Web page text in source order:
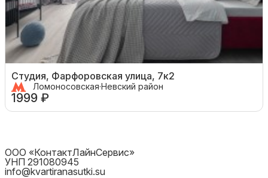
Студия, Фарфоровская улица, 7к2
Ломоносовская·Невский район
1999 ₽
ООО «КонтактЛайнСервис»
УНП 291080945
info@kvartiranasutki.su